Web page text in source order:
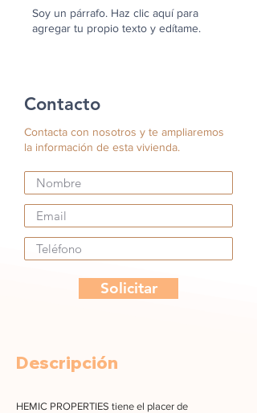
Soy un párrafo. Haz clic aquí para
agregar tu propio texto y edítame.
Contacto
Contacta con nosotros y te ampliaremos
la información de esta vivienda.
Solicitar
Descripción
HEMIC PROPERTIES tiene el placer de